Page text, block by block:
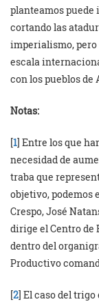
planteamos
cortando las
imperialismo, pero
escala
con los pueblos de
Notas:
[1] Entre los que
necesidad de
traba que
objetivo, podemos
Crespo, José
dirige el Centro de
dentro del
Productivo
[2] El caso del